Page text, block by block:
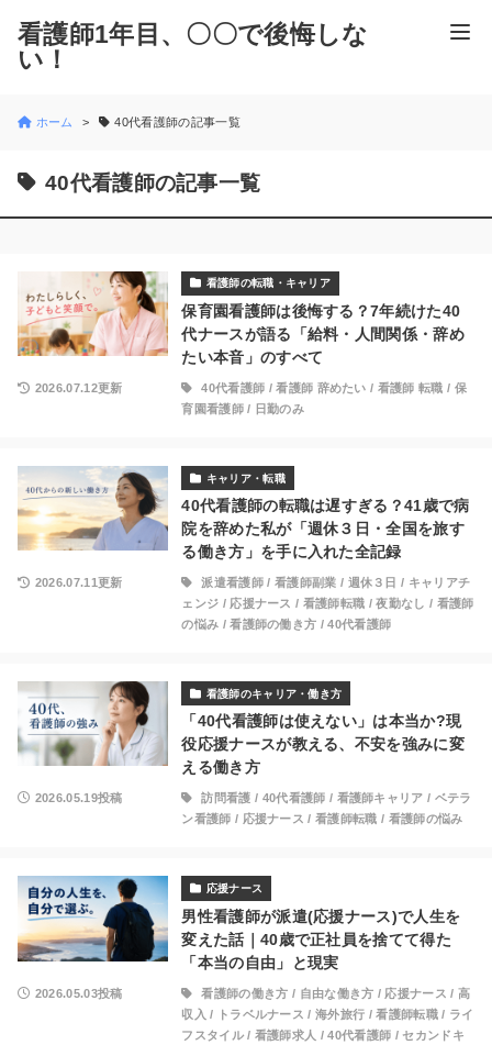
看護師1年目、〇〇で後悔しな
い！
ホーム 40代看護師の記事一覧
40代看護師の記事一覧
看護師の転職・キャリア
保育園看護師は後悔する？7年続けた40
代ナースが語る「給料・人間関係・辞め
たい本音」のすべて
2026.07.12更新 40代看護師 /看護師 辞めたい / 看護師 転職 / 保
育園看護師/ 日勤のみ
キャリア・転職
40代看護師の転職は遅すぎる？41歳で病
院を辞めた私が「週休３日・全国を旅す
る働き方」を手に入れた全記録
2026.07.11更新 派遣看護師/ 看護師副業 / 週休３日 / キャリアチ
ェンジ / 応援ナース / 看護師転職 /夜勤なし / 看護師
の悩み /看護師の働き方 /40代看護師
看護師のキャリア・働き方
「40代看護師は使えない」は本当か?現
役応援ナースが教える、不安を強みに変
える働き方
2026.05.19投稿 訪問看護 / 40代看護師 / 看護師キャリア / ベテラ
ン看護師 / 応援ナース /看護師転職 / 看護師の悩み
応援ナース
男性看護師が派遣(応援ナース)で人生を
変えた話｜40歳で正社員を捨てて得た
「本当の自由」と現実
2026.05.03投稿 看護師の働き方 / 自由な働き方 / 応援ナース /高
収入 / トラベルナース /海外旅行 /看護師転職/ ライ
フスタイル/ 看護師求人 /40代看護師 / セカンドキ